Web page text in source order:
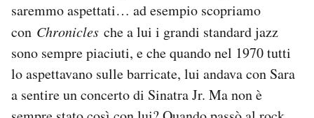
saremmo aspettati… ad esempio scopriamo
con Chronicles che a lui i grandi standard jazz
sono sempre piaciuti, e che quando nel 1970 tutti
lo aspettavano sulle barricate, lui andava con Sara
a sentire un concerto di Sinatra Jr. Ma non è